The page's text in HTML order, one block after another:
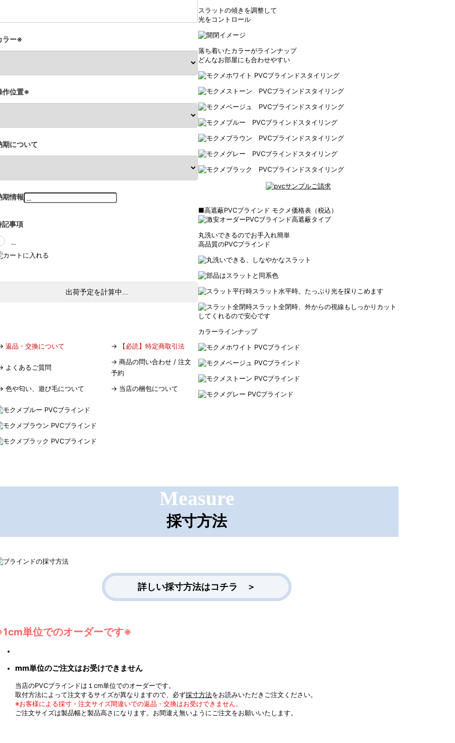
ラー※
作位置※
期について
期情報
記事項
出荷予定を計算中...
返品・交換について → 【必読】特定商取引法
よくあるご質問
→ 商品の問い合わせ / 注文
予約
色や匂い、遊び毛について → 当店の梱包について
スラットの傾きを調整して
光をコントロール
落ち着いたカラーがラインナップ
どんなお部屋にも合わせやすい
■高遮蔽PVCブラインド モクメ価格表（税込）
丸洗いできるのでお手入れ簡単
高品質のPVCブラインド
スラット水平時。たっぷり光を採りこめます
スラット全閉時、外からの視線もしっかりカット
してくれるので安心です
カラーラインナップ
Measure
採寸方法
詳しい採寸方法はコチラ ＞
単位でのオーダーです※
mm単位のご注文はお受けできません
当店のPVCブラインドは１cm単位でのオーダーです。
取付方法によって注文するサイズが異なりますので、必ず採寸方法をお読みいただきご注文ください。
※お客様による採寸・注文サイズ間違いでの返品・交換はお受けできません。
ご注文サイズは製品幅と製品高さになります。お間違え無いようにご注文をお願いいたします。